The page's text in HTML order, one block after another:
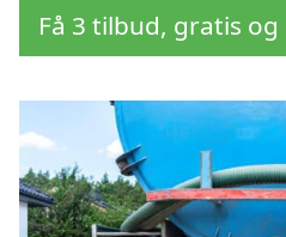
Få 3 tilbud, gratis